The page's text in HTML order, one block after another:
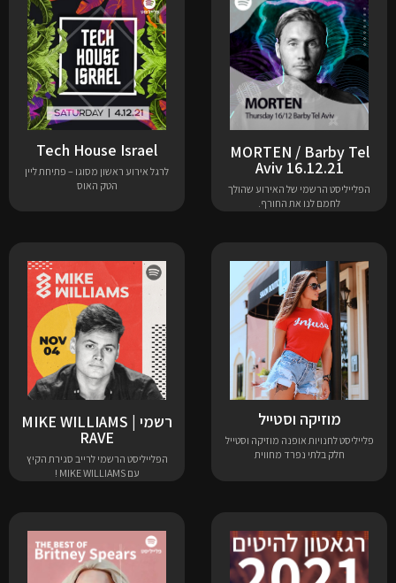
MORTEN / Barby Tel
Aviv 16.12.21
הפלייליסט הרשמי של האירוע שהולך
לחמם לנו את החורף.
Tech House Israel
לרגל אירוע ראשון מסוגו – פתיחת ליין
הטק האוס
מוזיקה וסטייל
פלייליסט לחנויות אופנה מוזיקה וסטייל
חלק בלתי נפרד מחווית
רשמי | MIKE WILLIAMS
RAVE
הפלייליסט הרשמי לרייב סגירת הקיץ
עם MIKE WILLIAMS !